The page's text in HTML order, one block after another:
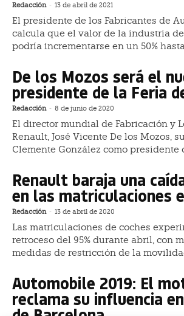
Redacción - 13 de abril de 2021
El presidente de los Fabricantes de
calcula que el valor de la industria
podría incrementarse en un 50%
De los Mozos será el
presidente de la Feria
Redacción - 8 de junio de 2020
El director mundial de Fabricación y
Renault, José Vicente De los Mozos,
Clemente González como presidente
Renault baraja una
en las matriculaciones
Redacción - 13 de abril de 2020
Las matriculaciones de coches
retroceso del 95% durante abril, con
medidas de restricción de la
Automobile 2019: El
reclama su influencia